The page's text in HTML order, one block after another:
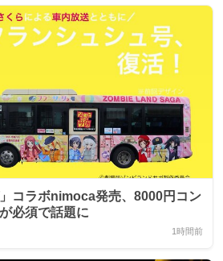
」コラボnimoca発売、8000円コン
必須で話題に
1時間前